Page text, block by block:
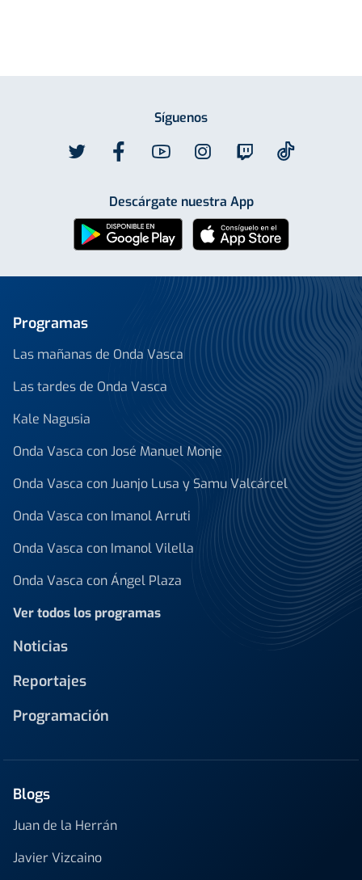
Síguenos
Descárgate nuestra App
Programas
Las mañanas de Onda Vasca
Las tardes de Onda Vasca
Kale Nagusia
Onda Vasca con José Manuel Monje
Onda Vasca con Juanjo Lusa y Samu Valcárcel
Onda Vasca con Imanol Arruti
Onda Vasca con Imanol Vilella
Onda Vasca con Ángel Plaza
Ver todos los programas
Noticias
Reportajes
Programación
Blogs
Juan de la Herrán
Javier Vizcaino